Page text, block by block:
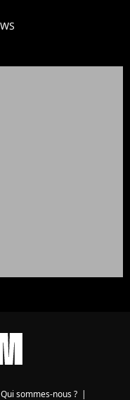
Qui sommes-nous ? |